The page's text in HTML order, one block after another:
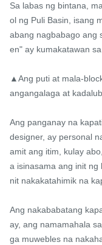
Sa labas ng bintana,
ol ng Puli Basin, isang
abang nagbabago ang
en" ay kumakatawan
▲Ang puti at mala-
angangalaga at
Ang panganay na
designer, ay personal
amit ang itim, kulay
a isinasama ang init ng
nit nakakatahimik na
Ang nakababatang
ay, ang namamahala
ga muwebles na